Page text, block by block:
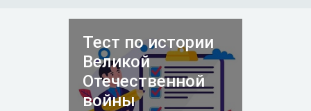
Тест по истории
Великой
Отечественной
войны